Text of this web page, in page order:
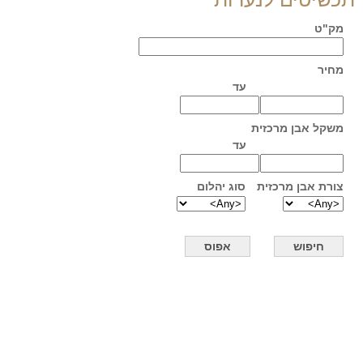
מק"ט
מחיר
עד
משקל אבן מרכזית
עד
צורת אבן מרכזית סוג יהלום